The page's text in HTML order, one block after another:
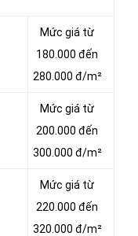
Mức giá từ
180.000 đến
280.000 đ/m²
Mức giá từ
200.000 đến
300.000 đ/m²
Mức giá từ
220.000 đến
320.000 đ/m²